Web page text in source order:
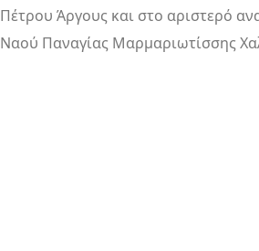
Πέτρου Άργους και στο αριστερό
Ναού Παναγίας Μαρμαριωτίσσης